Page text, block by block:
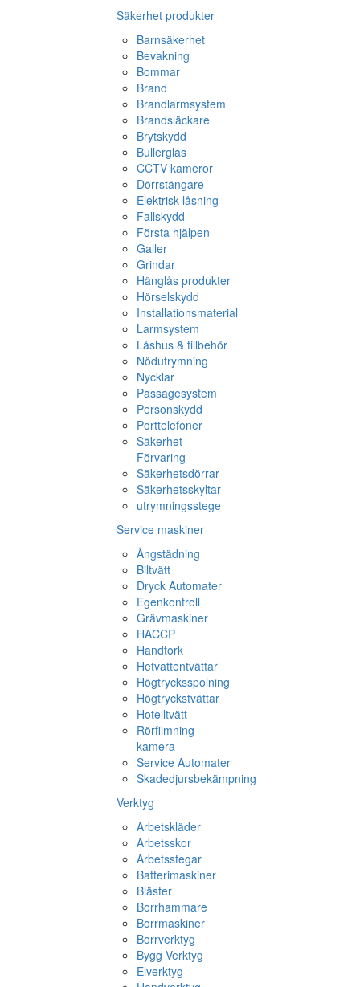
Säkerhet produkter
Barnsäkerhet
Bevakning
Bommar
Brand
Brandlarmsystem
Brandsläckare
Brytskydd
Bullerglas
CCTV kameror
Dörrstängare
Elektrisk låsning
Fallskydd
Första hjälpen
Galler
Grindar
Hänglås produkter
Hörselskydd
Installationsmaterial
Larmsystem
Låshus & tillbehör
Nödutrymning
Nycklar
Passagesystem
Personskydd
Porttelefoner
Säkerhet
Förvaring
Säkerhetsdörrar
Säkerhetsskyltar
utrymningsstege
Service maskiner
Ångstädning
Biltvätt
Dryck Automater
Egenkontroll
Grävmaskiner
HACCP
Handtork
Hetvattentvättar
Högtrycksspolning
Högtryckstvättar
Hotelltvätt
Rörfilmning
kamera
Service Automater
Skadedjursbekämpning
Verktyg
Arbetskläder
Arbetsskor
Arbetsstegar
Batterimaskiner
Bläster
Borrhammare
Borrmaskiner
Borrverktyg
Bygg Verktyg
Elverktyg